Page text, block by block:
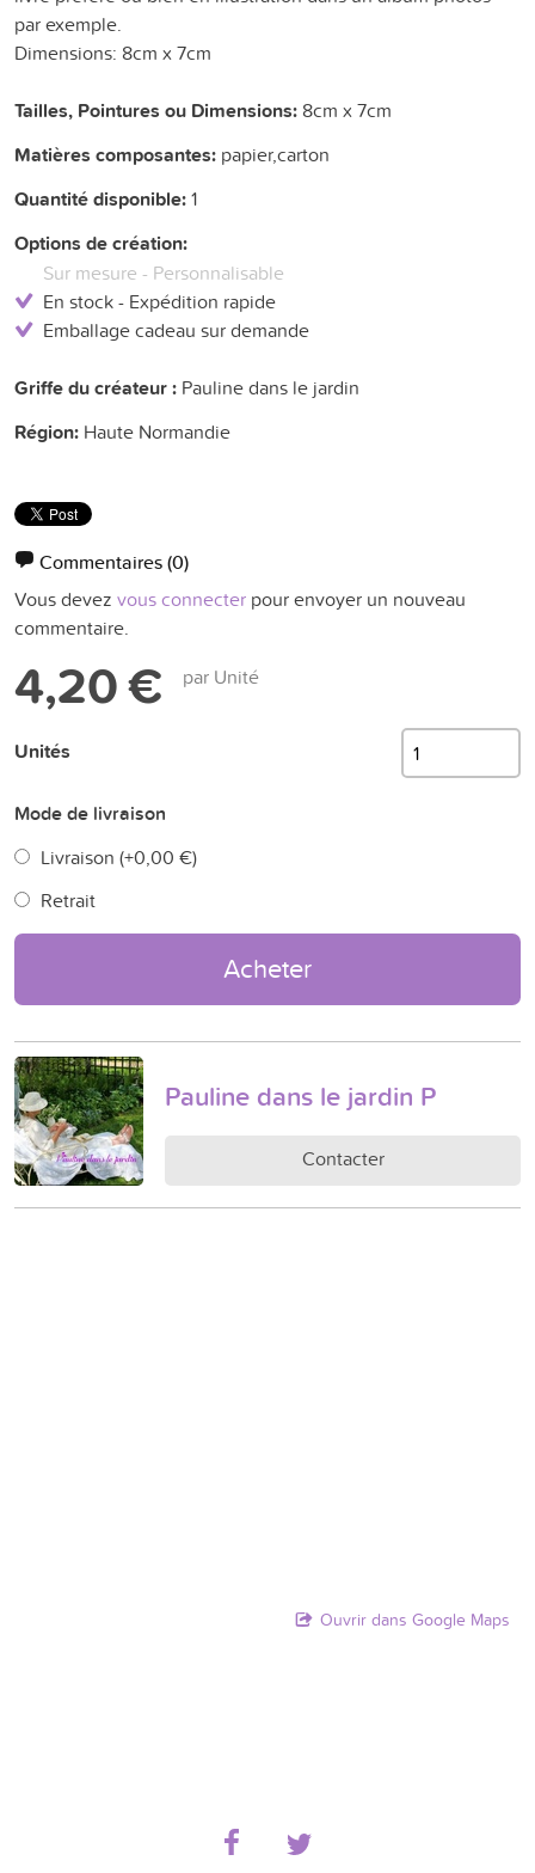
par exemple.
Dimensions: 8cm x 7cm
Tailles, Pointures ou Dimensions: 8cm x 7cm
Matières composantes: papier,carton
Quantité disponible:1
Options de création:
Sur mesure - Personnalisable
En stock - Expédition rapide
Emballage cadeau sur demande
Griffe du créateur : Pauline dans le jardin
Région: Haute Normandie
Commentaires(0)
Vous devez vous connecter pour envoyer un nouveau
commentaire.
4,20 € par Unité
Unités
Mode de livraison
Livraison (+0,00 €)
Retrait
Acheter
Pauline dans le jardin P
Contacter
Ouvrir dans Google Maps